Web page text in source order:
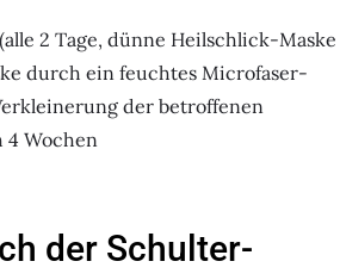
2 Tage, dünne Heilschlick-Maske
durch ein feuchtes Microfaser-
der betroffenen
4 Wochen
der Schulter-